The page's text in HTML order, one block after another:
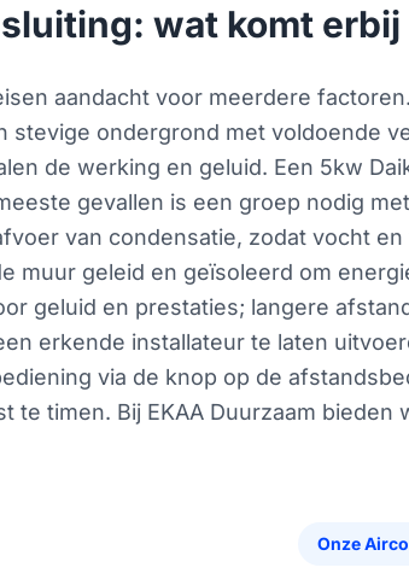
wat komt erbij
aandacht voor meerdere
stevige ondergrond met voldoende
de werking en geluid. Een 5kw
gevallen is een groep nodig
van condensatie, zodat vocht
muur geleid en geïsoleerd om
geluid en prestaties; langere
erkende installateur te laten
via de knop op de
te timen. Bij EKAA Duurzaam
Onze